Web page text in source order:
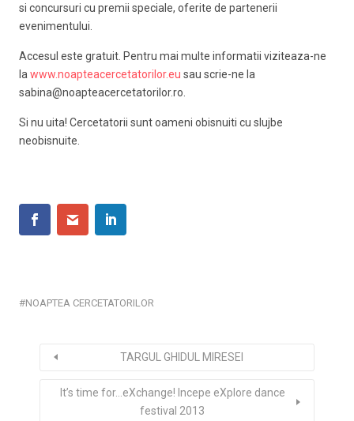
si concursuri cu premii speciale, oferite de partenerii
evenimentului.
Accesul este gratuit. Pentru mai multe informatii viziteaza-ne
la www.noapteacercetatorilor.eu sau scrie-ne la
sabina@noapteacercetatorilor.ro.
Si nu uita! Cercetatorii sunt oameni obisnuiti cu slujbe
neobisnuite.
NOAPTEA CERCETATORILOR
TARGUL GHIDUL MIRESEI
It’s time for…eXchange! Incepe eXplore dance
festival 2013